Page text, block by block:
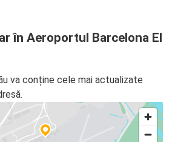
Barcelona El Prat (BCN)
în Aeroportul Barcelona El
va conține cele mai actualizate